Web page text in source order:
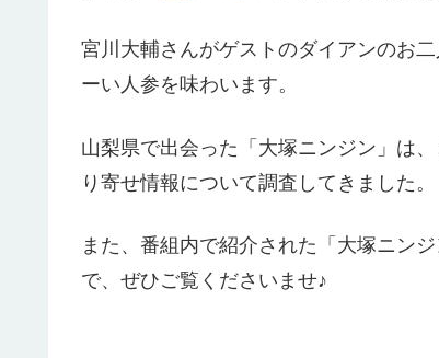
宮川大輔さんがゲストのダイアンのお
ーい人参を味わいます。
山梨県で出会った「大塚ニンジン」は
り寄せ情報について調査してきました。
また、番組内で紹介された「大塚ニン
で、ぜひご覧くださいませ♪